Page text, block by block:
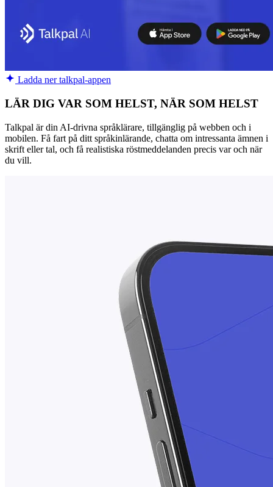
Ladda ner talkpal-appen
LÄR DIG VAR SOM HELST, NÄR SOM HELST
Talkpal är din AI-drivna språklärare, tillgänglig på webben och i
mobilen. Få fart på ditt språkinlärande, chatta om intressanta ämnen i
skrift eller tal, och få realistiska röstmeddelanden precis var och när
du vill.